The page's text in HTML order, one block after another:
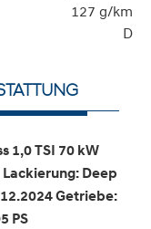
127 g/km
D
1,0 TSI 70 kW
Deep
Getriebe:
PS